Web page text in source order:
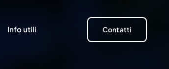
Info utili Contatti